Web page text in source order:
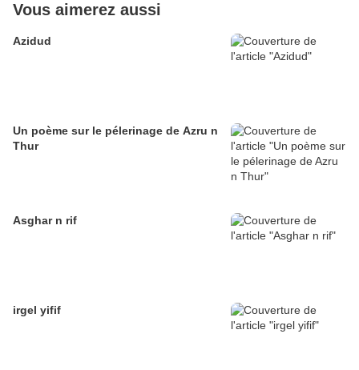
Vous aimerez aussi
Azidud
Un poème sur le pélerinage de Azru n
Thur
Asghar n rif
irgel yifif